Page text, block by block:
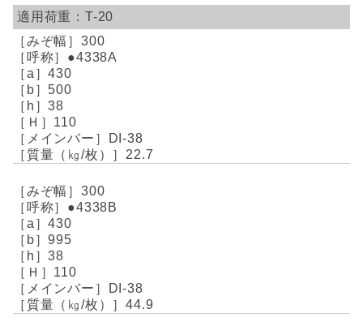
T-20
300
●4338A
430
500
38
110
DI-38
22.7
300
●4338B
430
995
38
110
DI-38
44.9